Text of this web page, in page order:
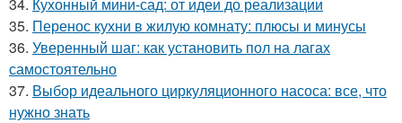
34. Кухонный мини-сад: от идеи до реализации
35. Перенос кухни в жилую комнату: плюсы и минусы
36. Уверенный шаг: как установить пол на лагах
самостоятельно
37. Выбор идеального циркуляционного насоса: все, что
нужно знать